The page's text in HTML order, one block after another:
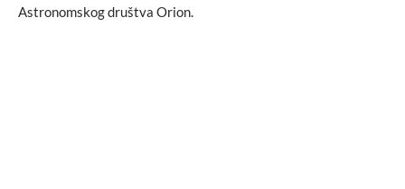
Astronomskog društva Orion.